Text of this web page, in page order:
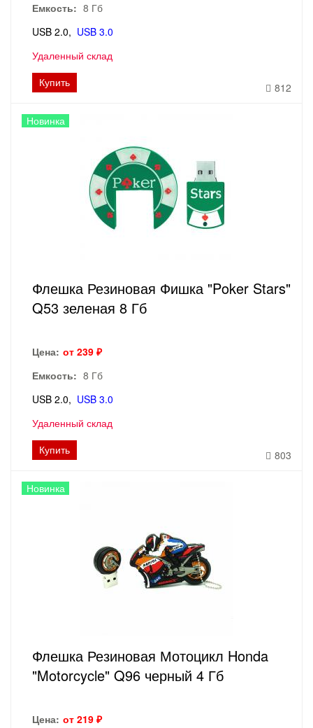
Емкость: 8 Гб
USB 2.0
USB 3.0
Удаленный склад
Купить
812
Новинка
Флешка Резиновая Фишка "Poker Stars"
Q53 зеленая 8 Гб
Цена: от 239 ₽
Емкость: 8 Гб
USB 2.0
USB 3.0
Удаленный склад
Купить
803
Новинка
Флешка Резиновая Мотоцикл Honda
"Motorcycle" Q96 черный 4 Гб
Цена: от 219 ₽